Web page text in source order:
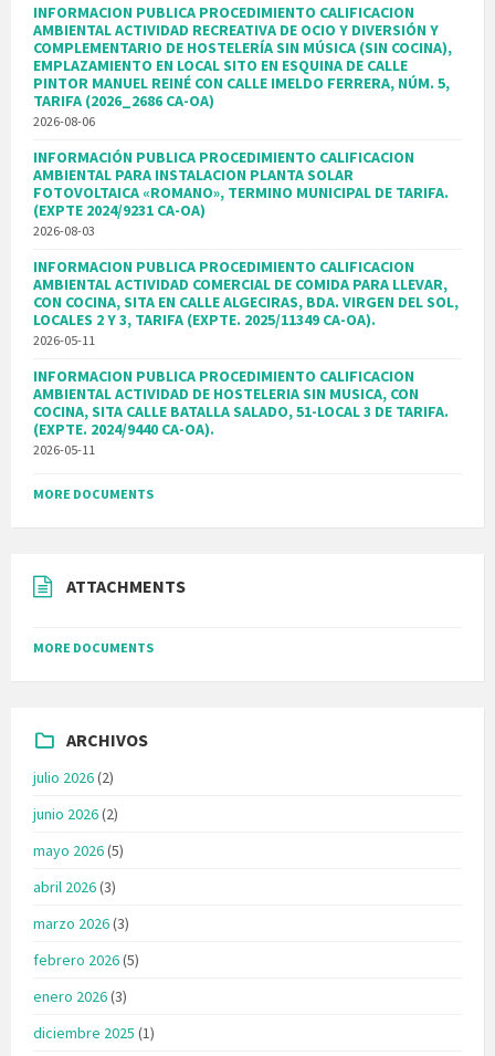
INFORMACION PUBLICA PROCEDIMIENTO CALIFICACION
AMBIENTAL ACTIVIDAD RECREATIVA DE OCIO Y DIVERSIÓN Y
COMPLEMENTARIO DE HOSTELERÍA SIN MÚSICA (SIN COCINA),
EMPLAZAMIENTO EN LOCAL SITO EN ESQUINA DE CALLE
PINTOR MANUEL REINÉ CON CALLE IMELDO FERRERA, NÚM. 5,
TARIFA (2026_2686 CA-OA)
2026-08-06
INFORMACIÓN PUBLICA PROCEDIMIENTO CALIFICACION
AMBIENTAL PARA INSTALACION PLANTA SOLAR
FOTOVOLTAICA «ROMANO», TERMINO MUNICIPAL DE TARIFA.
(EXPTE 2024/9231 CA-OA)
2026-08-03
INFORMACION PUBLICA PROCEDIMIENTO CALIFICACION
AMBIENTAL ACTIVIDAD COMERCIAL DE COMIDA PARA LLEVAR,
CON COCINA, SITA EN CALLE ALGECIRAS, BDA. VIRGEN DEL SOL,
LOCALES 2 Y 3, TARIFA (EXPTE. 2025/11349 CA-OA).
2026-05-11
INFORMACION PUBLICA PROCEDIMIENTO CALIFICACION
AMBIENTAL ACTIVIDAD DE HOSTELERIA SIN MUSICA, CON
COCINA, SITA CALLE BATALLA SALADO, 51-LOCAL 3 DE TARIFA.
(EXPTE. 2024/9440 CA-OA).
2026-05-11
MORE DOCUMENTS
ATTACHMENTS
MORE DOCUMENTS
ARCHIVOS
julio 2026(2)
junio 2026(2)
mayo 2026(5)
abril 2026(3)
marzo 2026(3)
febrero 2026(5)
enero 2026(3)
diciembre 2025 (1)